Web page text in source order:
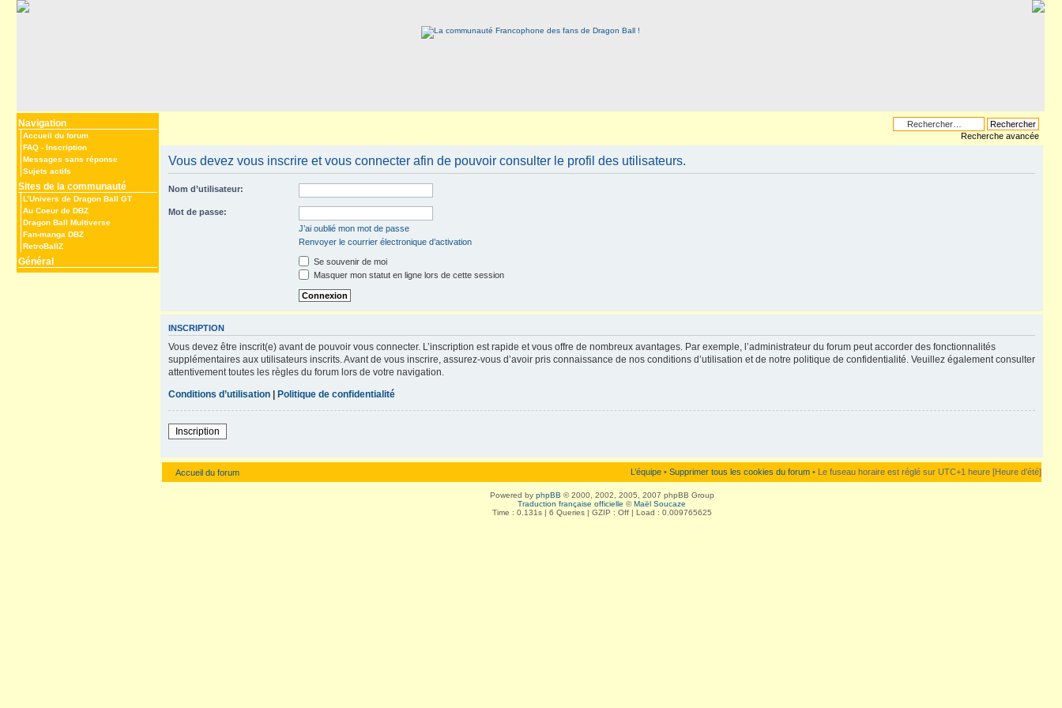
Navigation
Accueil du forum
FAQ - Inscription
Messages sans réponse
Sujets actifs
Sites de la communauté
L’Univers de Dragon Ball GT
Au Coeur de DBZ
Dragon Ball Multiverse
Fan-manga DBZ
RetroBallZ
Général
Recherche avancée
Vous devez vous inscrire et vous connecter afin de pouvoir consulter le profil des utilisateurs.
Nom d’utilisateur:
Mot de passe:
J’ai oublié mon mot de passe
Renvoyer le courrier électronique d’activation
Se souvenir de moi
Masquer mon statut en ligne lors de cette session
INSCRIPTION
Vous devez être inscrit(e) avant de pouvoir vous connecter. L’inscription est rapide et vous offre de nombreux avantages. Par exemple, l’administrateur du forum peut accorder des fonctionnalités
supplémentaires aux utilisateurs inscrits. Avant de vous inscrire, assurez-vous d’avoir pris connaissance de nos conditions d’utilisation et de notre politique de confidentialité. Veuillez également consulter
attentivement toutes les règles du forum lors de votre navigation.
Conditions d’utilisation | Politique de confidentialité
Inscription
Accueil du forum L’équipe • Supprimer tous les cookies du forum • Le fuseau horaire est réglé sur UTC+1 heure [Heure d’été]
Powered by phpBB © 2000, 2002, 2005, 2007 phpBB Group
Traduction française officielle ©Maël Soucaze
Time : 0.131s | 6 Queries | GZIP : Off | Load : 0.009765625